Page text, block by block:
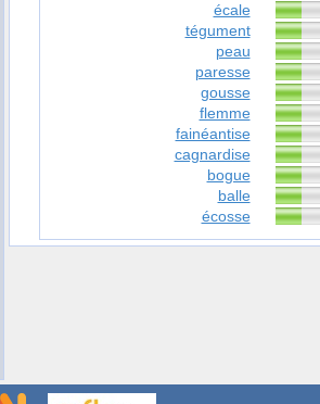
écale
tégument
peau
paresse
gousse
flemme
fainéantise
cagnardise
bogue
balle
écosse